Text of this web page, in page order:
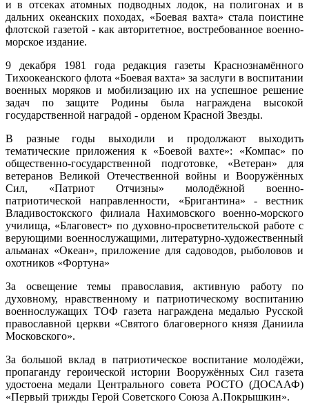
и в отсеках атомных подводных лодок, на полигонах и в
дальних океанских походах, «Боевая вахта» стала поистине
флотской газетой - как авторитетное, востребованное военно-
морское издание.
9 декабря 1981 года редакция газеты Краснознамённого
Тихоокеанского флота «Боевая вахта» за заслуги в воспитании
военных моряков и мобилизацию их на успешное решение
задач по защите Родины была награждена высокой
государственной наградой - орденом Красной Звезды.
В разные годы выходили и продолжают выходить
тематические приложения к «Боевой вахте»: «Компас» по
общественно-государственной подготовке, «Ветеран» для
ветеранов Великой Отечественной войны и Вооружённых
Сил, «Патриот Отчизны» молодёжной военно-
патриотической направленности, «Бригантина» - вестник
Владивостокского филиала Нахимовского военно-морского
училища, «Благовест» по духовно-просветительской работе с
верующими военнослужащими, литературно-художественный
альманах «Океан», приложение для садоводов, рыболовов и
охотников «Фортуна»
За освещение темы православия, активную работу по
духовному, нравственному и патриотическому воспитанию
военнослужащих ТОФ газета награждена медалью Русской
православной церкви «Святого благоверного князя Даниила
Московского».
За большой вклад в патриотическое воспитание молодёжи,
пропаганду героической истории Вооружённых Сил газета
удостоена медали Центрального совета РОСТО (ДОСААФ)
«Первый трижды Герой Советского Союза А.Покрышкин».